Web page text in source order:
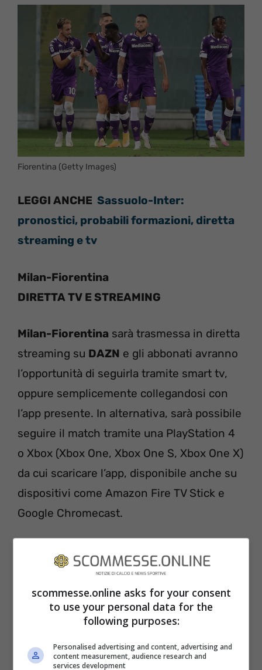
Fiorentina (Getty Images)
LEGGI ANCHE Sassuolo-Inter:
pronostici, probabili formazioni, diretta
streaming e tv
Milan-Fiorentina
DIRETTA TV E STREAMING
Milan-Fiorentina sarà trasmessa in diretta
streaming su DAZN e gli abbonati avranno
l’opportunità di seguirla tramite smart tv,
oppure semplicemente collegandosi con
l’app presente. In alternativa, sarà possibile
seguire il match tramite una PlayStation 4
o Xbox (Xbox One, Xbox One S, Xbox One X)
da cui scaricare l’app, disponibile anche su
dispositivi come Amazon Fire TV Stick e
Google Chromecast.
METEO E CONDIZIONI DEL CAMPO
Le condizioni meteo diMilan-Fiorentina
preannunciano buone: 15 gradi, cielo
sereno, condizioni del campo buone.
scommesse.online asks for your consent
to use your personal data for the
following purposes:
Personalised advertising and content, advertising and
content measurement, audience research and
services development